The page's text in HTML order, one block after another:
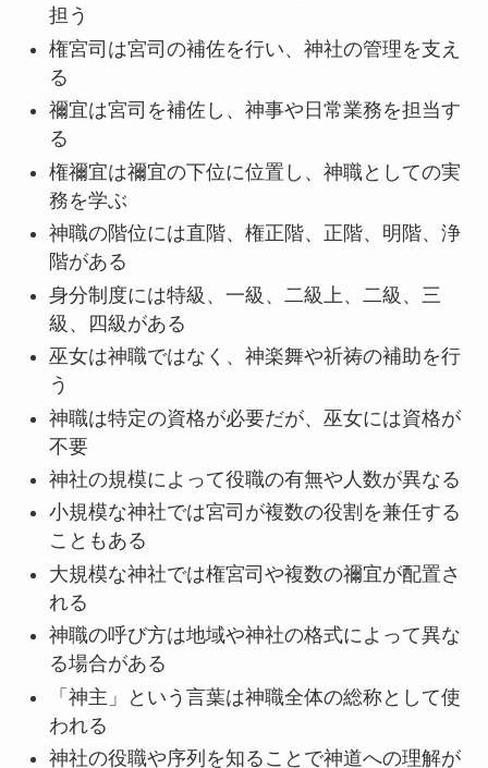
担う
権宮司は宮司の補佐を行い、神社の管理を支え
る
禰宜は宮司を補佐し、神事や日常業務を担当す
る
権禰宜は禰宜の下位に位置し、神職としての実
務を学ぶ
神職の階位には直階、権正階、正階、明階、浄
階がある
身分制度には特級、一級、二級上、二級、三
級、四級がある
巫女は神職ではなく、神楽舞や祈祷の補助を行
う
神職は特定の資格が必要だが、巫女には資格が
不要
神社の規模によって役職の有無や人数が異なる
小規模な神社では宮司が複数の役割を兼任する
こともある
大規模な神社では権宮司や複数の禰宜が配置さ
れる
神職の呼び方は地域や神社の格式によって異な
る場合がある
「神主」という言葉は神職全体の総称として使
われる
神社の役職や序列を知ることで神道への理解が